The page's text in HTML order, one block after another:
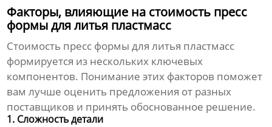
Факторы, влияющие на стоимость пресс
формы для литья пластмасс
Стоимость пресс формы для литья пластмасс
формируется из нескольких ключевых
компонентов. Понимание этих факторов поможет
вам лучше оценить предложения от разных
поставщиков и принять обоснованное решение.
1. Сложность детали